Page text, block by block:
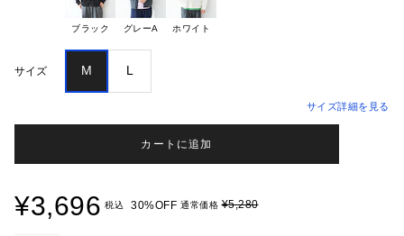
ブラック グレーA ホワイト
サイズ M L
サイズ詳細を見る
カートに追加
¥3,696 税込 30%OFF 通常価格¥5,280